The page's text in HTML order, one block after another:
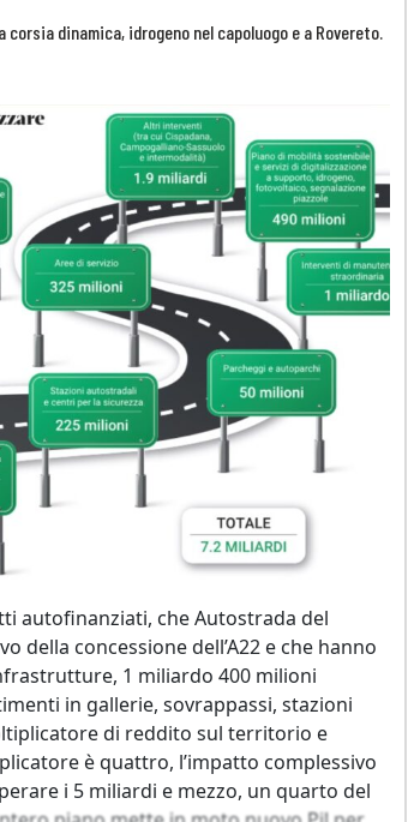
dinamica, idrogeno nel capoluogo e a Rovereto.
autofinanziati, che Autostrada del
della concessione dell’A22 e che hanno
1 miliardo 400 milioni
in gallerie, sovrappassi, stazioni
di reddito sul territorio e
è quattro, l’impatto complessivo
i 5 miliardi e mezzo, un quarto del